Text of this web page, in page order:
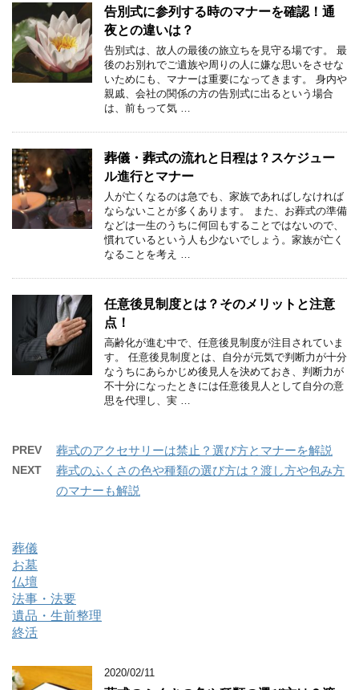
告別式に参列する時のマナーを確認！通
夜との違いは？
告別式は、故人の最後の旅立ちを見守る場です。 最
後のお別れでご遺族や周りの人に嫌な思いをさせな
いためにも、マナーは重要になってきます。 身内や
親戚、会社の関係の方の告別式に出るという場合
は、前もって気 …
葬儀・葬式の流れと日程は？スケジュー
ル進行とマナー
人が亡くなるのは急でも、家族であればしなければ
ならないことが多くあります。 また、お葬式の準備
などは一生のうちに何回もすることではないので、
慣れているという人も少ないでしょう。家族が亡く
なることを考え …
任意後見制度とは？そのメリットと注意
点！
高齢化が進む中で、任意後見制度が注目されていま
す。 任意後見制度とは、自分が元気で判断力が十分
なうちにあらかじめ後見人を決めておき、判断力が
不十分になったときには任意後見人として自分の意
思を代理し、実 …
PREV 葬式のアクセサリーは禁止？選び方とマナーを解説
NEXT
葬式のふくさの色や種類の選び方は？渡し方や包み方
のマナーも解説
葬儀
お墓
仏壇
法事・法要
遺品・生前整理
終活
2020/02/11